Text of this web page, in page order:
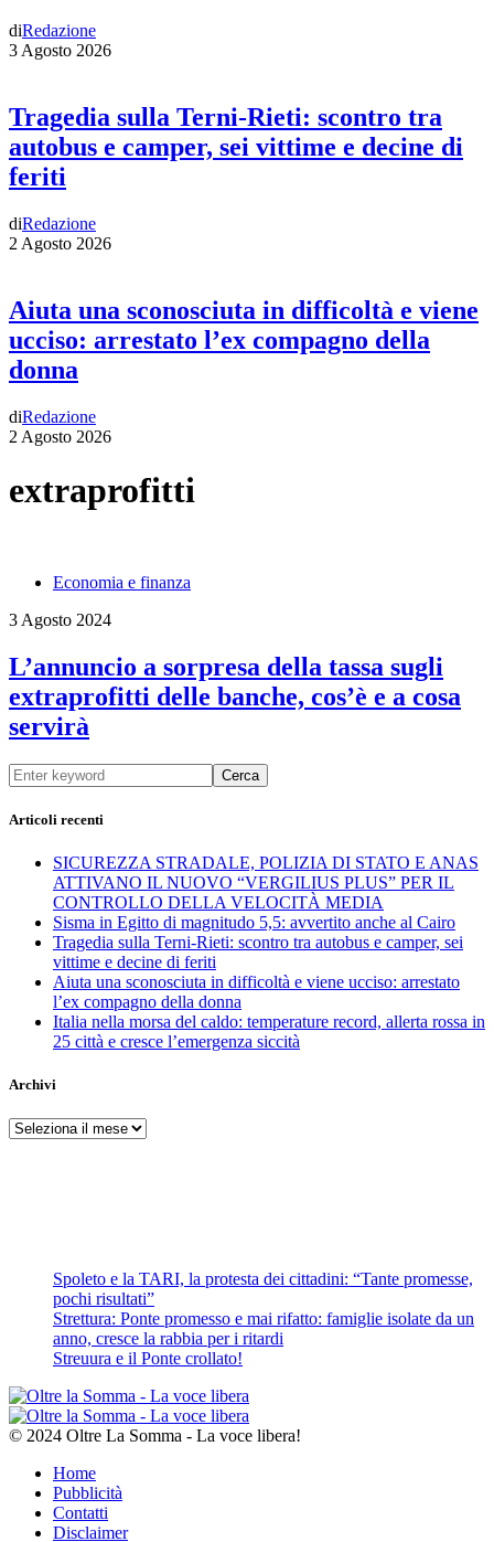
diRedazione
3 Agosto 2026
Tragedia sulla Terni-Rieti: scontro tra
autobus e camper, sei vittime e decine di
feriti
diRedazione
2 Agosto 2026
Aiuta una sconosciuta in difficoltà e viene
ucciso: arrestato l’ex compagno della
donna
diRedazione
2 Agosto 2026
extraprofitti
Economia e finanza
3 Agosto 2024
L’annuncio a sorpresa della tassa sugli
extraprofitti delle banche, cos’è e a cosa
servirà
Cerca
Articoli recenti
SICUREZZA STRADALE, POLIZIA DI STATO E ANAS
ATTIVANO IL NUOVO “VERGILIUS PLUS” PER IL
CONTROLLO DELLA VELOCITÀ MEDIA
Sisma in Egitto di magnitudo 5,5: avvertito anche al Cairo
Tragedia sulla Terni-Rieti: scontro tra autobus e camper, sei
vittime e decine di feriti
Aiuta una sconosciuta in difficoltà e viene ucciso: arrestato
l’ex compagno della donna
Italia nella morsa del caldo: temperature record, allerta rossa in
25 città e cresce l’emergenza siccità
Archivi
Archivi
Spoleto e la TARI, la protesta dei cittadini: “Tante promesse,
pochi risultati”
Strettura: Ponte promesso e mai rifatto: famiglie isolate da un
anno, cresce la rabbia per i ritardi
Streuura e il Ponte crollato!
© 2024 Oltre La Somma - La voce libera!
Home
Pubblicità
Contatti
Disclaimer